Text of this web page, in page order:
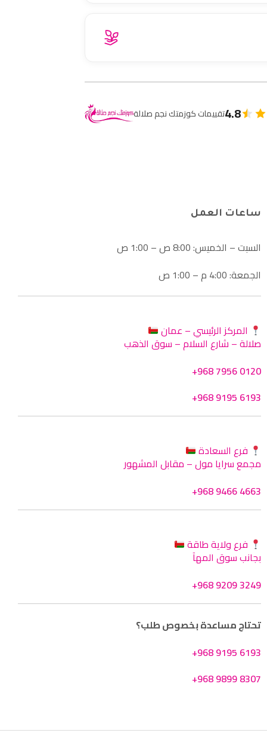
4.8تقييمات كوزمتك نجم صلالة
ساعات العمل
السبت – الخميس: 8:00 ص – 1:00 ص
الجمعة: 4:00 م – 1:00 ص
المركز الرئيسي – عمان
صلالة – شارع السلام – سوق الذهب
+968 7956 0120
+968 9195 6193
فرع السعادة
مجمع سرايا مول – مقابل المشهور
+968 9466 4663
فرع ولاية طاقة
بجانب سوق المهآ
+968 9209 3249
تحتاج مساعدة بخصوص طلب؟
+968 9195 6193
+968 9899 8307